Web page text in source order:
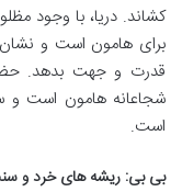
کشاند. دریا، با وجود
برای هامون است و
قدرت و جهت بدهد.
شجاعانه هامون است و
است.
بی بی: ریشه های خرد و